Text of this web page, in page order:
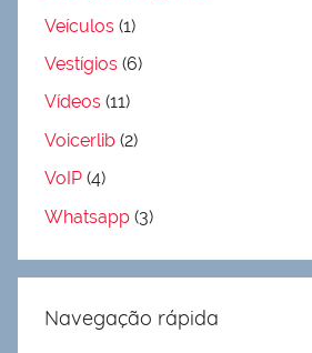
Veículos (1)
Vestígios (6)
Vídeos (11)
Voicerlib (2)
VoIP (4)
Whatsapp (3)
Navegação rápida